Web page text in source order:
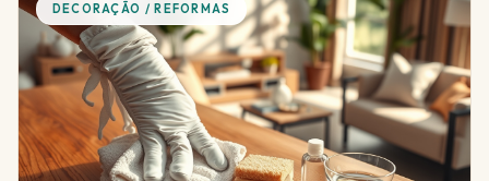
DECORAÇÃO / REFORMAS